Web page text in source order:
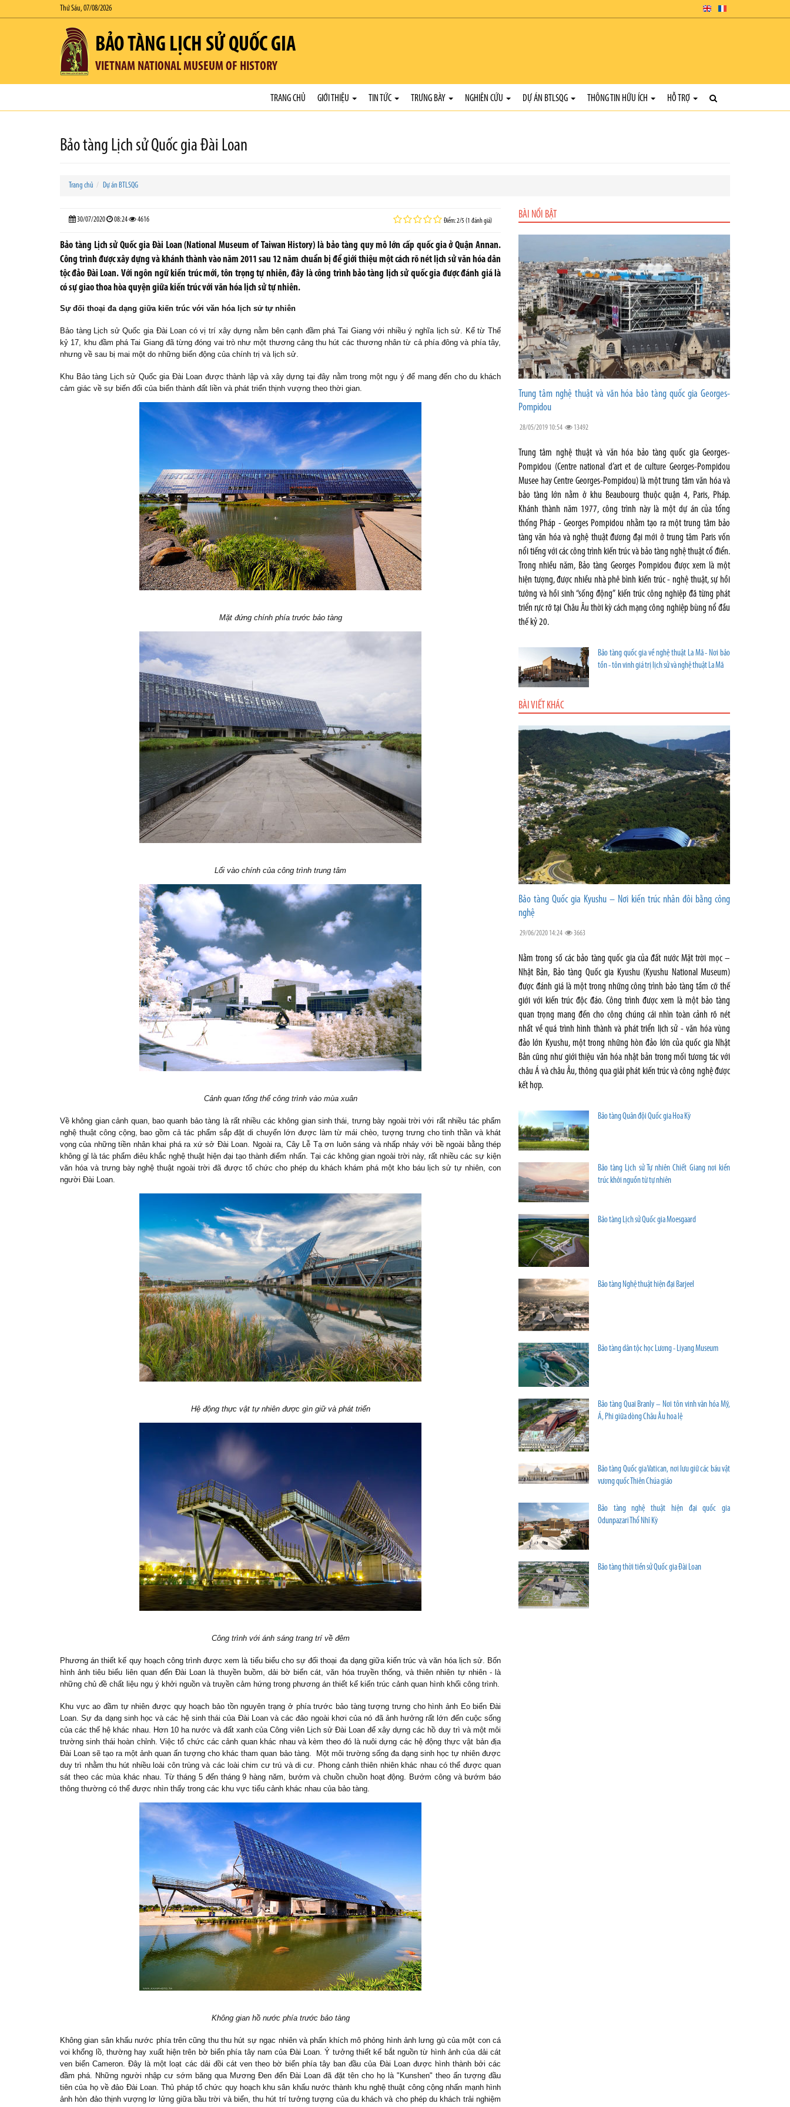
Thứ Sáu, 07/08/2026
BẢO TÀNG LỊCH SỬ QUỐC GIA
VIETNAM NATIONAL MUSEUM OF HISTORY
TRANG CHỦ GIỚI THIỆU TIN TỨC TRƯNG BÀY NGHIÊN CỨU DỰ ÁN BTLSQG THÔNG TIN HỮU ÍCH HỖ TRỢ
Bảo tàng Lịch sử Quốc gia Đài Loan
Trang chủ Dự án BTLSQG
30/07/2020 08:24 4616 Điểm: 2/5 (1 đánh giá)
Bảo tàng Lịch sử Quốc gia Đài Loan (National Museum of Taiwan History) là bảo tàng quy mô lớn cấp quốc gia ở Quận Annan.
Công trình được xây dựng và khánh thành vào năm 2011 sau 12 năm chuẩn bị để giới thiệu một cách rõ nét lịch sử văn hóa dân
tộc đảo Đài Loan. Với ngôn ngữ kiến trúc mới, tôn trọng tự nhiên, đây là công trình bảo tàng lịch sử quốc gia được đánh giá là
có sự giao thoa hòa quyện giữa kiến trúc với văn hóa lịch sử tự nhiên.
Sự đối thoại đa dạng giữa kiến ​​trúc với văn hóa lịch sử tự nhiên
Bảo tàng Lịch sử Quốc gia Đài Loan có vị trí xây dựng nằm bên cạnh đầm phá Tai Giang với nhiều ý nghĩa lịch sử. Kể từ Thế
kỷ 17, khu đầm phá Tai Giang đã từng đóng vai trò như một thương cảng thu hút các thương nhân từ cả phía đông và phía tây,
nhưng về sau bị mai một do những biến động của chính trị và lịch sử.
Khu Bảo tàng Lịch sử Quốc gia Đài Loan được thành lập và xây dựng tại đây nằm trong một ngụ ý để mang đến cho du khách
cảm giác về sự biến đổi của biển thành đất liền và phát triển thịnh vượng theo thời gian.
Mặt đứng chính phía trước bảo tàng
Lối vào chính của công trình trung tâm
Cảnh quan tổng thể công trình vào mùa xuân
Về không gian cảnh quan, bao quanh bảo tàng là rất nhiều các không gian sinh thái, trưng bày ngoài trời với rất nhiều tác phẩm
nghệ thuật công cộng, bao gồm cả tác phẩm sắp đặt di chuyển lớn được làm từ mái chèo, tượng trưng cho tinh thần và khát
vọng của những tiền nhân khai phá ra xứ sở Đài Loan. Ngoài ra, Cây Lễ Tạ ơn luôn sáng và nhấp nháy với bề ngoài bằng thép
không gỉ là tác phẩm điêu khắc nghệ thuật hiện đại tạo thành điểm nhấn. Tại các không gian ngoài trời này, rất nhiều các sự kiện
văn hóa và trưng bày nghệ thuật ngoài trời đã được tổ chức cho phép du khách khám phá một kho báu lịch sử tự nhiên, con
người Đài Loan.
Hệ động thực vật tự nhiên được gìn giữ và phát triển
Công trình với ánh sáng trang trí về đêm
Phương án thiết kế quy hoạch công trình được xem là tiểu biểu cho sự đối thoại đa dạng giữa kiến trúc và văn hóa lịch sử. Bốn
hình ảnh tiêu biểu liên quan đến Đài Loan là thuyền buồm, dải bờ biển cát, văn hóa truyền thống, và thiên nhiên tự nhiên - là
những chủ đề chất liệu ngụ ý khởi nguồn và truyền cảm hứng trong phương án thiết kế kiến trúc cảnh quan hình khối công trình.
Khu vực ao đầm tự nhiên được quy hoạch bảo tồn nguyên trạng ở phía trước bảo tàng tượng trưng cho hình ảnh Eo biển Đài
Loan. Sự đa dạng sinh học và các hệ sinh thái của Đài Loan và các đảo ngoài khơi của nó đã ảnh hưởng rất lớn đến cuộc sống
của các thế hệ khác nhau. Hơn 10 ha nước và đất xanh của Công viên Lịch sử Đài Loan để xây dựng các hồ duy trì và một môi
trường sinh thái hoàn chỉnh. Việc tổ chức các cảnh quan khác nhau và kèm theo đó là nuôi dựng các hệ động thực vật bản địa
Đài Loan sẽ tạo ra một ảnh quan ấn tượng cho khác tham quan bảo tàng. Một môi trường sống đa dạng sinh học tự nhiên được
duy trì nhằm thu hút nhiều loài côn trùng và các loài chim cư trú và di cư. Phong cảnh thiên nhiên khác nhau có thể được quan
sát theo các mùa khác nhau. Từ tháng 5 đến tháng 9 hàng năm, bướm và chuồn chuồn hoạt động. Bướm công và bướm báo
thông thường có thể được nhìn thấy trong các khu vực tiểu cảnh khác nhau của bảo tàng.
Không gian hồ nước phía trước bảo tàng
Không gian sân khấu nước phía trên cũng thu thu hút sự ngạc nhiên và phấn khích mô phỏng hình ảnh lưng gù của một con cá
voi khổng lồ, thường hay xuất hiện trên bờ biển phía tây nam của Đài Loan. Ý tưởng thiết kế bắt nguồn từ hình ảnh của dải cát
ven biển Cameron. Đây là một loạt các dải đồi cát ven theo bờ biển phía tây ban đầu của Đài Loan được hình thành bởi các
đầm phá. Những người nhập cư sớm băng qua Mương Đen đến Đài Loan đã đặt tên cho họ là "Kunshen" theo ấn tượng đầu
tiên của họ về đảo Đài Loan. Thủ pháp tổ chức quy hoạch khu sân khấu nước thành khu nghệ thuật công cộng nhấn mạnh hình
ảnh hòn đảo thịnh vượng lơ lửng giữa bầu trời và biển, thu hút trí tưởng tượng của du khách và cho phép du khách trải nghiệm
BÀI NỔI BẬT
Trung tâm nghệ thuật và văn hóa bảo tàng quốc gia Georges-
Pompidou
28/05/2019 10:54 13492
Trung tâm nghệ thuật và văn hóa bảo tàng quốc gia Georges-
Pompidou (Centre national d’art et de culture Georges-Pompidou
Musee hay Centre Georges-Pompidou) là một trung tâm văn hóa và
bảo tàng lớn nằm ở khu Beaubourg thuộc quận 4, Paris, Pháp.
Khánh thành năm 1977, công trình này là một dự án của tổng
thống Pháp - Georges Pompidou nhằm tạo ra một trung tâm bảo
tàng văn hóa và nghệ thuật đương đại mới ở trung tâm Paris vốn
nổi tiếng với các công trình kiến trúc và bảo tàng nghệ thuật cổ điển.
Trong nhiều năm, Bảo tàng Georges Pompidou được xem là một
hiện tượng, được nhiều nhà phê bình kiến trúc - nghệ thuật, sự hồi
tưởng và hồi sinh “sống động” kiến trúc công nghiệp đã từng phát
triển rực rỡ tại Châu Âu thời kỳ cách mạng công nghiệp bùng nổ đầu
thế kỷ 20.
Bảo tàng quốc gia về nghệ thuật La Mã - Nơi bảo
tồn - tôn vinh giá trị lịch sử và nghệ thuật La Mã
BÀI VIẾT KHÁC
Bảo tàng Quốc gia Kyushu – Nơi kiến trúc nhân đôi bằng công
nghệ
29/06/2020 14:24 3663
Nằm trong số các bảo tàng quốc gia của đất nước Mặt trời mọc –
Nhật Bản, Bảo tàng Quốc gia Kyushu (Kyushu National Museum)
được đánh giá là một trong những công trình bảo tàng tầm cỡ thế
giới với kiến trúc độc đáo. Công trình được xem là một bảo tàng
quan trọng mang đến cho công chúng cái nhìn toàn cảnh rõ nét
nhất về quá trình hình thành và phát triển lịch sử - văn hóa vùng
đảo lớn Kyushu, một trong những hòn đảo lớn của quốc gia Nhật
Bản cũng như giới thiệu văn hóa nhật bản trong mối tương tác với
châu Á và châu Âu, thông qua giải phát kiến trúc và công nghệ được
kết hợp.
Bảo tàng Quân đội Quốc gia Hoa Kỳ
Bảo tàng Lịch sử Tự nhiên Chiết Giang nơi kiến
trúc khởi nguồn từ tự nhiên
Bảo tàng Lịch sử Quốc gia Moesgaard
Bảo tàng Nghệ thuật hiện đại Barjeel
Bảo tàng dân tộc học Lương - Liyang Museum
Bảo tàng Quai Branly – Nơi tôn vinh văn hóa Mỹ,
Á, Phi giữa dòng Châu Âu hoa lệ
Bảo tàng Quốc gia Vatican, nơi lưu giữ các báu vật
vương quốc Thiên Chúa giáo
Bảo tàng nghệ thuật hiện đại quốc gia
Odunpazari Thổ Nhĩ Kỳ
Bảo tàng thời tiền sử Quốc gia Đài Loan